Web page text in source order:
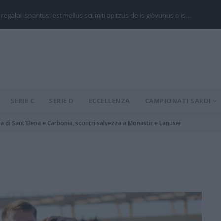
regalai ispantus: est mellus scumiti apitzus de is giòvunus o is…
SERIE C SERIE D ECCELLENZA CAMPIONATI SARDI
di Sant'Elena e Carbonia, scontri salvezza a Monastir e Lanusei